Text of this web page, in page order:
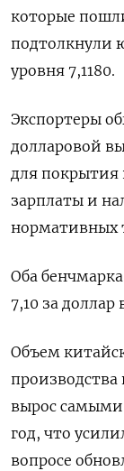
которые
подтолкнули
уровня 7,1180.
Экспортеры
долларовой
для покрытия
зарплаты и
нормативных
Оба
7,10 за доллар
Объем
вырос
год, что
вопросе